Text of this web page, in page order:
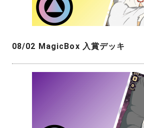
08/02 MagicBox 入賞デッキ